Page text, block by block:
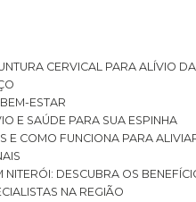
CERVICAL PARA ALÍVIO
ESTAR
E SAÚDE PARA SUA ESPINHA
E COMO FUNCIONA PARA
NITERÓI: DESCUBRA OS
NA REGIÃO